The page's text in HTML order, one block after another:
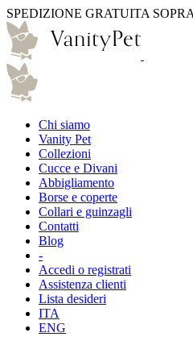
SPEDIZIONE GRATUITA
Chi siamo
Vanity Pet
Collezioni
Cucce e Divani
Abbigliamento
Borse e coperte
Collari e guinzagli
Contatti
Blog
-
Accedi o registrati
Assistenza clienti
Lista desideri
ITA
ENG